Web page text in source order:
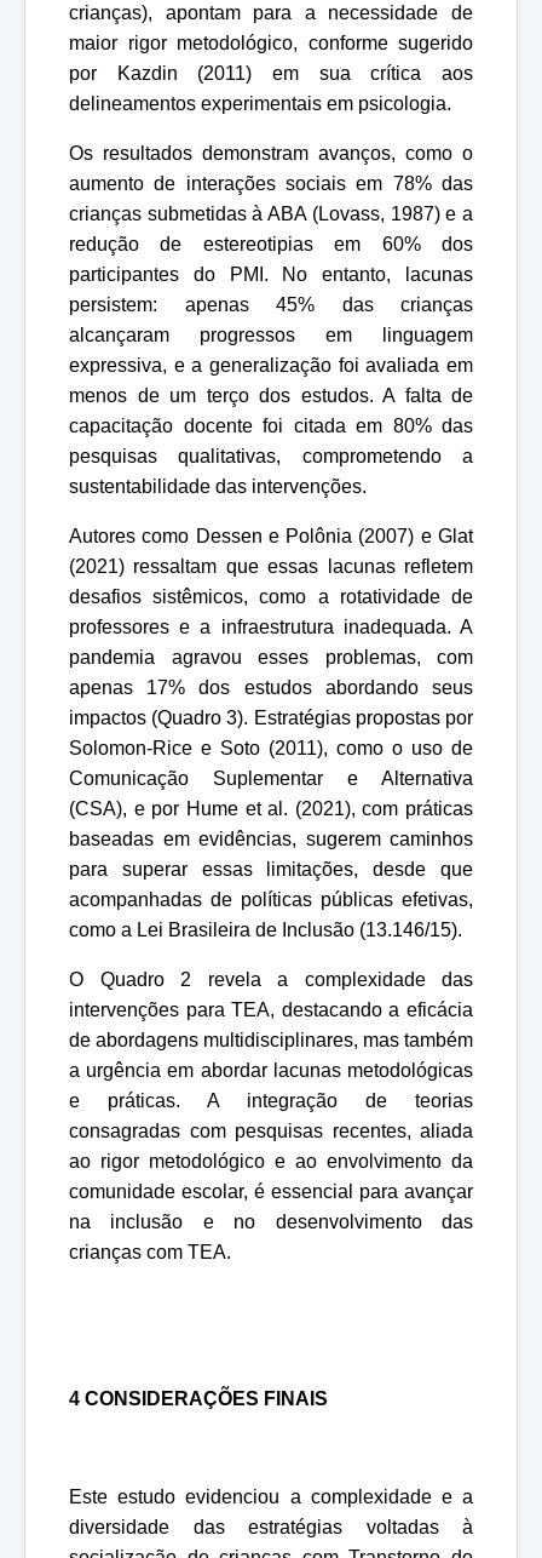
crianças), apontam para a necessidade de
maior rigor metodológico, conforme sugerido
por Kazdin (2011) em sua crítica aos
delineamentos experimentais em psicologia.
Os resultados demonstram avanços, como o
aumento de interações sociais em 78% das
crianças submetidas à ABA (Lovass, 1987) e a
redução de estereotipias em 60% dos
participantes do PMI. No entanto, lacunas
persistem: apenas 45% das crianças
alcançaram progressos em linguagem
expressiva, e a generalização foi avaliada em
menos de um terço dos estudos. A falta de
capacitação docente foi citada em 80% das
pesquisas qualitativas, comprometendo a
sustentabilidade das intervenções.
Autores como Dessen e Polônia (2007) e Glat
(2021) ressaltam que essas lacunas refletem
desafios sistêmicos, como a rotatividade de
professores e a infraestrutura inadequada. A
pandemia agravou esses problemas, com
apenas 17% dos estudos abordando seus
impactos (Quadro 3). Estratégias propostas por
Solomon-Rice e Soto (2011), como o uso de
Comunicação Suplementar e Alternativa
(CSA), e por Hume et al. (2021), com práticas
baseadas em evidências, sugerem caminhos
para superar essas limitações, desde que
acompanhadas de políticas públicas efetivas,
como a Lei Brasileira de Inclusão (13.146/15).
O Quadro 2 revela a complexidade das
intervenções para TEA, destacando a eficácia
de abordagens multidisciplinares, mas também
a urgência em abordar lacunas metodológicas
e práticas. A integração de teorias
consagradas com pesquisas recentes, aliada
ao rigor metodológico e ao envolvimento da
comunidade escolar, é essencial para avançar
na inclusão e no desenvolvimento das
crianças com TEA.
4 CONSIDERAÇÕES FINAIS
Este estudo evidenciou a complexidade e a
diversidade das estratégias voltadas à